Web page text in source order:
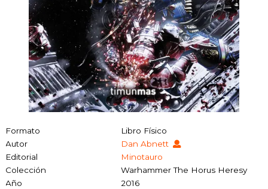
Formato
Libro Físico
Autor
Dan Abnett
Editorial
Minotauro
Colección
Warhammer The Horus Heresy
Año
2016